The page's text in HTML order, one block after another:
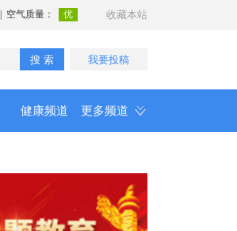
收藏本站
搜 索 我要投稿
健康频道 更多频道